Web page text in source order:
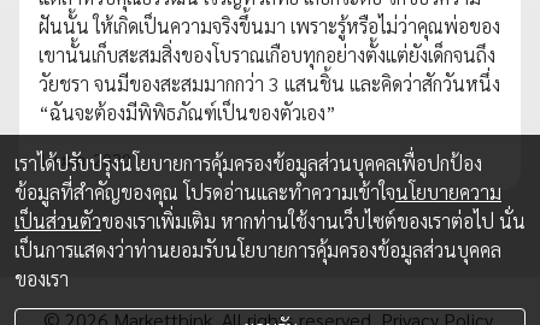
ฝันนั้น ให้เกิดเป็นความจริงขึ้นมา เพราะรู้หรือไม่ว่าคุณพ่อของ
เขานั้นเก็บสะสมสิ่งของโบราณเกือบทุกอย่างตั้งแต่ยังเด็กจนถึง
วัยชรา จนมีของสะสมมากกว่า 3 แสนชิ้น และคิดว่าสักวันหนึ่ง
“ฉันจะต้องมีพิพิธภัณฑ์เป็นของตัวเอง”
19 ม.ค. 2020
© 2026 Marketthink. All rights reserved. Privacy Policy.
เราได้ปรับปรุงนโยบายการคุ้มครองข้อมูลส่วนบุคคลเพื่อปกป้อง
ข้อมูลที่สำคัญของคุณ โปรดอ่านและทำความเข้าใจนโยบายความ
เป็นส่วนตัวของเราเพิ่มเติม หากท่านใช้งานเว็บไซต์ของเราต่อไป นั่น
เป็นการแสดงว่าท่านยอมรับนโยบายการคุ้มครองข้อมูลส่วนบุคคล
ของเรา